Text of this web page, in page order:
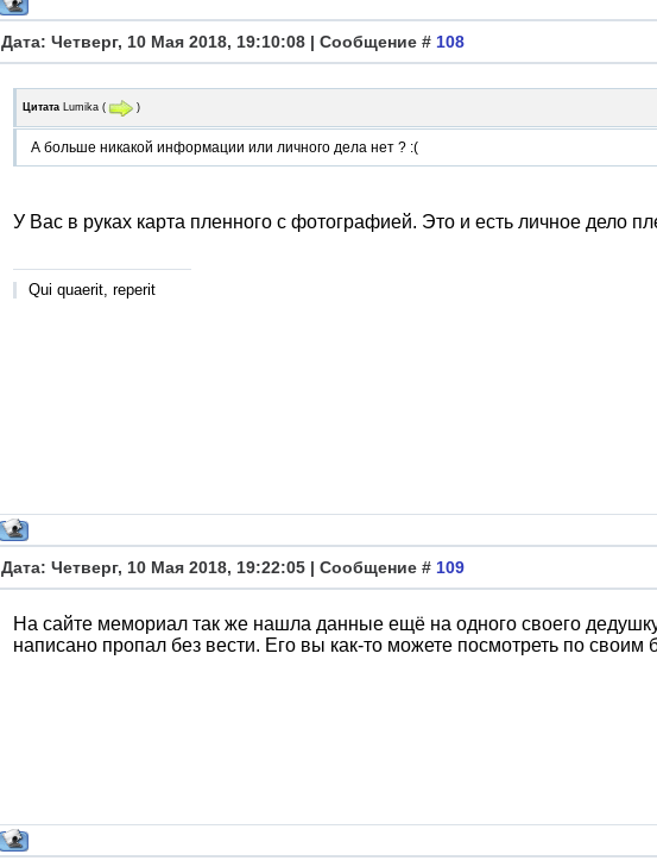
Дата: Четверг, 10 Мая 2018, 19:10:08 | Сообщение # 108
Цитата Lumika ( )
А больше никакой информации или личного дела нет ? :(
У Вас в руках карта пленного с фотографией. Это и есть личное дело
Qui quaerit, reperit
Дата: Четверг, 10 Мая 2018, 19:22:05 | Сообщение # 109
На сайте мемориал так же нашла данные ещё на одного своего
написано пропал без вести. Его вы как-то можете посмотреть по своим